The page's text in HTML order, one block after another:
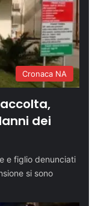
Cronaca NA
dei
e figlio denunciati
si sono